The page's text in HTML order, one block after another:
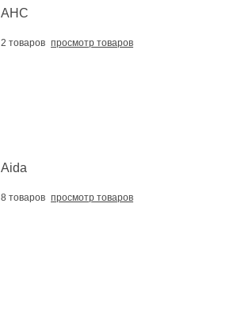
AHC
2 товаров просмотр товаров
Aida
8 товаров просмотр товаров